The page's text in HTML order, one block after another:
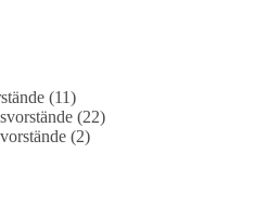
nicht!
am Brandenburger Tor die
(11)
(22)
(2)